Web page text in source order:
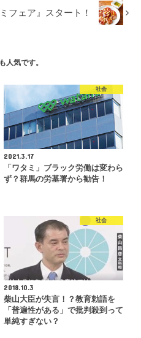
フェア』スタート！
人気です。
社会
2021.3.17
「ワタミ」ブラック労働は変わら
ず？群馬の労基署から勧告！
社会
2018.10.3
柴山大臣が失言！？教育勅語を
「普遍性がある」で批判殺到って
単純すぎない？